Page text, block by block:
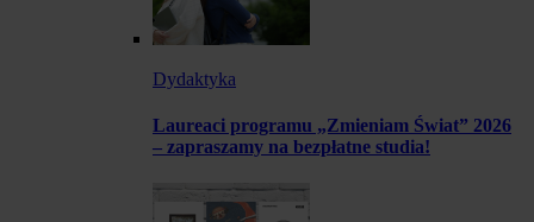
Dydaktyka
Laureaci programu „Zmieniam Świat” 2026
– zapraszamy na bezpłatne studia!